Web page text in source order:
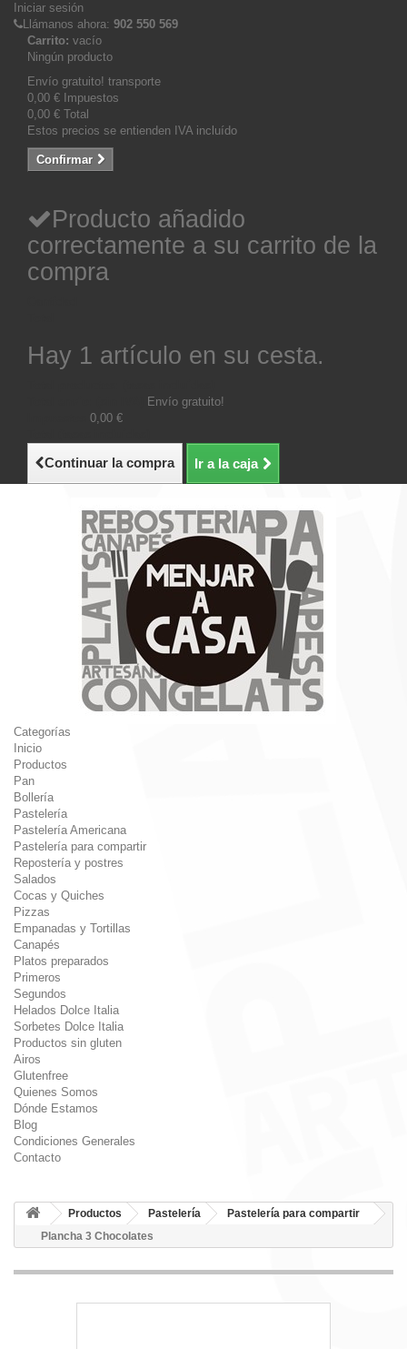
Iniciar sesión
Llámanos ahora: 902 550 569
Carrito: vacío
Ningún producto
Envío gratuito! transporte
0,00 € Impuestos
0,00 € Total
Estos precios se entienden IVA incluído
Confirmar
Producto añadido
correctamente a su carrito de la
compra
Hay 1 artículo en su cesta.
Envío gratuito!
0,00 €
Continuar la compra Ir a la caja
Categorías
Inicio
Productos
Pan
Bollería
Pastelería
Pastelería Americana
Pastelería para compartir
Repostería y postres
Salados
Cocas y Quiches
Pizzas
Empanadas y Tortillas
Canapés
Platos preparados
Primeros
Segundos
Helados Dolce Italia
Sorbetes Dolce Italia
Productos sin gluten
Airos
Glutenfree
Quienes Somos
Dónde Estamos
Blog
Condiciones Generales
Contacto
Productos Pastelería
Pastelería para compartir
Plancha 3 Chocolates